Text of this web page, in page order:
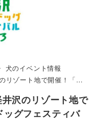
犬のイベント情報
ケットや体験コンテンツが盛りだくさん！（軽井沢プリンスホテルスキー場）9/23
井沢のリゾート地で
ッグフェスティバ